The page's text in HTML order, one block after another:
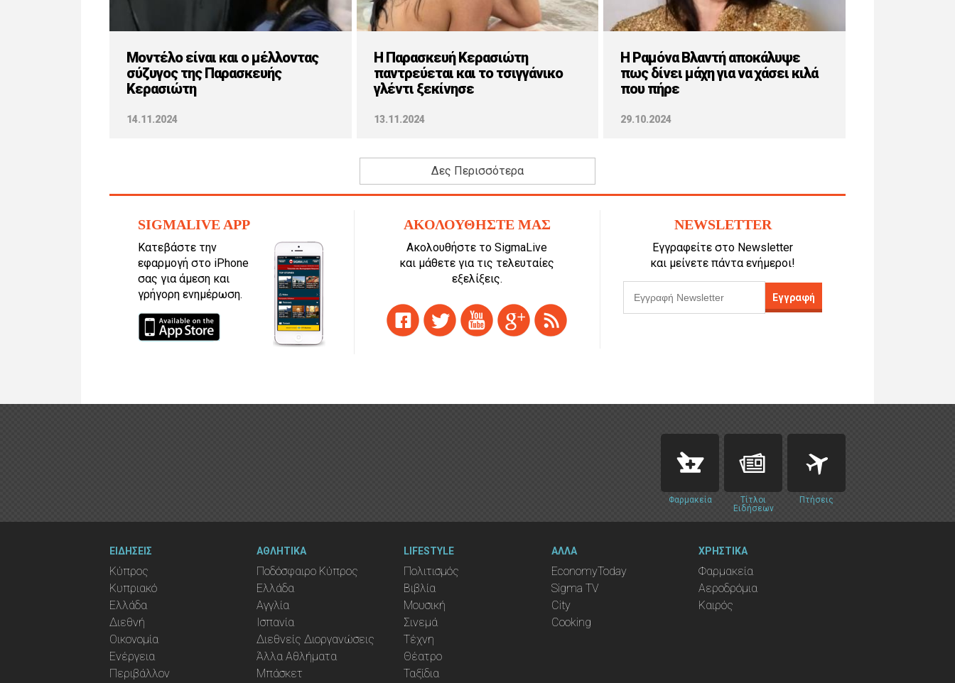
Μοντέλο είναι και ο μέλλοντας
σύζυγος της Παρασκευής
Κερασιώτη
14.11.2024
Η Παρασκευή Κερασιώτη
παντρεύεται και το τσιγγάνικο
γλέντι ξεκίνησε
13.11.2024
H Ραμόνα Βλαντή αποκάλυψε
πως δίνει μάχη για να χάσει κιλά
που πήρε
29.10.2024
Δες Περισσότερα
SIGMALIVE APP
Κατεβάστε την
εφαρμογή στο iPhone
σας για άμεση και
γρήγορη ενημέρωση.
ΑΚΟΛΟΥΘΗΣΤΕ ΜΑΣ
Ακολουθήστε το SigmaLive
και μάθετε για τις τελευταίες
εξελίξεις.
NEWSLETTER
Εγγραφείτε στο Newsletter
και μείνετε πάντα ενήμεροι!
Εγγραφή
Φαρμακεία
Τίτλοι
Ειδήσεων
Πτήσεις
ΕΙΔΗΣΕΙΣ
Κύπρος
Κυπριακό
Ελλάδα
Διεθνή
Οικονομία
Ενέργεια
Περιβάλλον
ΑΘΛΗΤΙΚΑ
Ποδόσφαιρο Κύπρος
Ελλάδα
Αγγλία
Ισπανία
Διεθνείς Διοργανώσεις
Άλλα Αθλήματα
Μπάσκετ
LIFESTYLE
Πολιτισμός
Βιβλία
Μουσική
Σινεμά
Τέχνη
Θέατρο
Ταξίδια
ΑΛΛΑ
EconomyToday
Sigma TV
City
Cooking
ΧΡΗΣΤΙΚΑ
Φαρμακεία
Αεροδρόμια
Καιρός